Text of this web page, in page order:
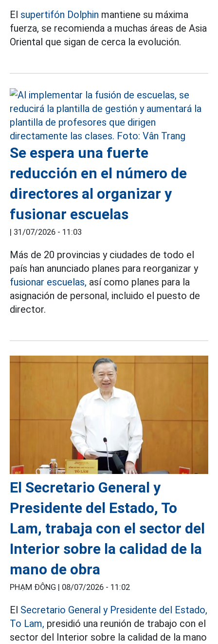
El supertifón Dolphin mantiene su máxima
fuerza, se recomienda a muchas áreas de Asia
Oriental que sigan de cerca la evolución.
Se espera una fuerte
reducción en el número de
directores al organizar y
fusionar escuelas
| 31/07/2026 - 11:03
Más de 20 provincias y ciudades de todo el
país han anunciado planes para reorganizar y
fusionar escuelas, así como planes para la
asignación de personal, incluido el puesto de
director.
El Secretario General y
Presidente del Estado, To
Lam, trabaja con el sector del
Interior sobre la calidad de la
mano de obra
PHẠM ĐÔNG | 08/07/2026 - 11:02
El Secretario General y Presidente del Estado,
To Lam, presidió una reunión de trabajo con el
sector del Interior sobre la calidad de la mano